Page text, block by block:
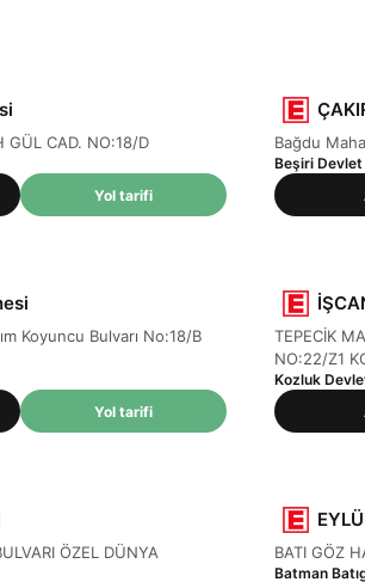
GÜL CAD. NO:18/D
Yol tarifi
Bağdu
Beşiri
Koyuncu Bulvarı No:18/B
Yol tarifi
TEPECİK
NO:22/Z1
Kozluk
ÖZEL DÜNYA
BATI GÖZ
Batman